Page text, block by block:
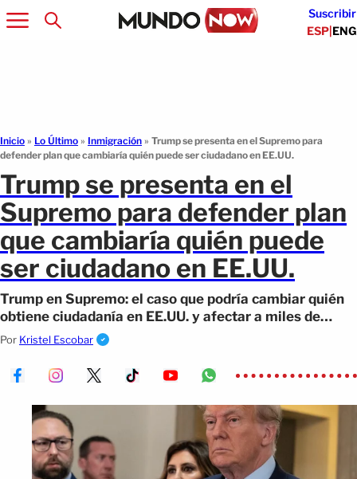
Suscribir
ESP|ENG
Inicio » Lo Último » Inmigración » Trump se presenta en el Supremo para
defender plan que cambiaría quién puede ser ciudadano en EE.UU.
Trump se presenta en el
Supremo para defender plan
que cambiaría quién puede
ser ciudadano en EE.UU.
Trump en Supremo: el caso que podría cambiar quién
obtiene ciudadanía en EE.UU. y afectar a miles de
familias.
Por Kristel Escobar